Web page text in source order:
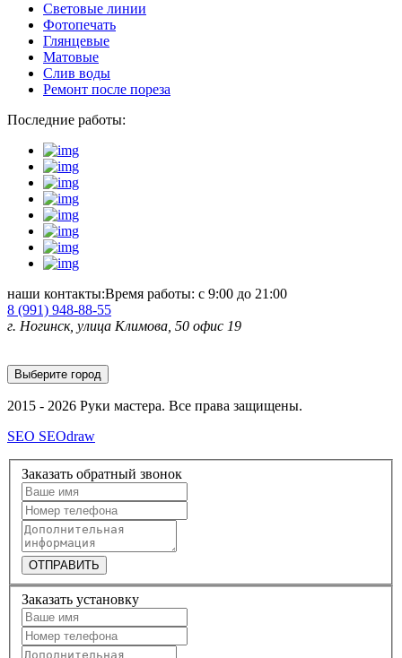
Световые линии
Фотопечать
Глянцевые
Матовые
Слив воды
Ремонт после пореза
Последние работы:
наши контакты:Время работы: с 9:00 до 21:00
8 (991) 948-88-55
г. Ногинск, улица Климова, 50 офис 19
Выберите город
2015 - 2026 Руки мастера. Все права защищены.
SEO SEOdraw
Заказать обратный звонок
ОТПРАВИТЬ
Заказать установку